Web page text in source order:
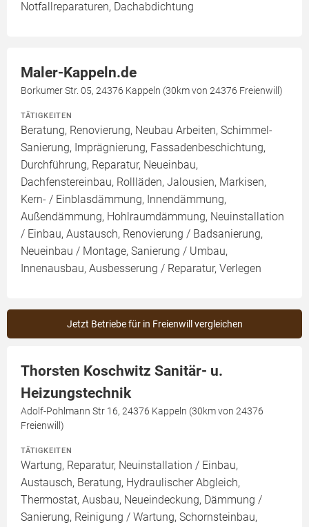
Notfallreparaturen, Dachabdichtung
Maler-Kappeln.de
Borkumer Str. 05, 24376 Kappeln (30km von 24376 Freienwill)
TÄTIGKEITEN
Beratung, Renovierung, Neubau Arbeiten, Schimmel-
Sanierung, Imprägnierung, Fassadenbeschichtung,
Durchführung, Reparatur, Neueinbau,
Dachfenstereinbau, Rollläden, Jalousien, Markisen,
Kern- / Einblasdämmung, Innendämmung,
Außendämmung, Hohlraumdämmung, Neuinstallation
/ Einbau, Austausch, Renovierung / Badsanierung,
Neueinbau / Montage, Sanierung / Umbau,
Innenausbau, Ausbesserung / Reparatur, Verlegen
Jetzt Betriebe für in Freienwill vergleichen
Thorsten Koschwitz Sanitär- u.
Heizungstechnik
Adolf-Pohlmann Str 16, 24376 Kappeln (30km von 24376
Freienwill)
TÄTIGKEITEN
Wartung, Reparatur, Neuinstallation / Einbau,
Austausch, Beratung, Hydraulischer Abgleich,
Thermostat, Ausbau, Neueindeckung, Dämmung /
Sanierung, Reinigung / Wartung, Schornsteinbau,